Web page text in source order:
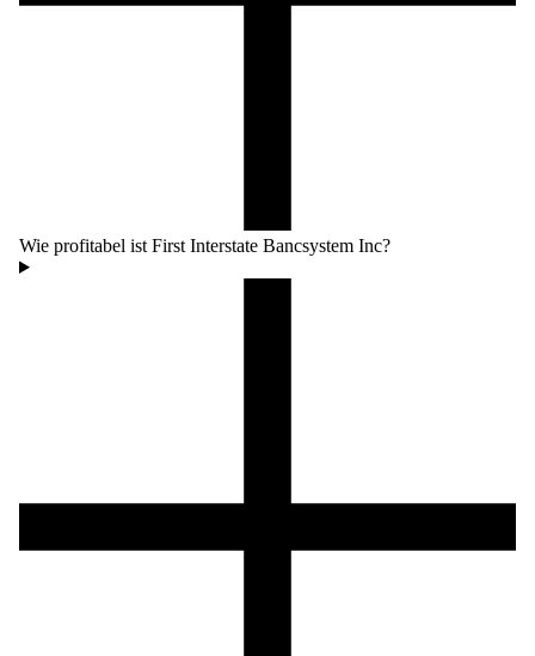
Wie profitabel ist First Interstate Bancsystem Inc?